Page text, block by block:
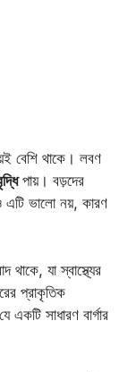
বেশি থাকে। লবণ
পায়। বড়দের
এটি ভালো নয়, কারণ
থাকে, যা স্বাস্থ্যের
প্রাকৃতিক
সাধারণ বার্গার